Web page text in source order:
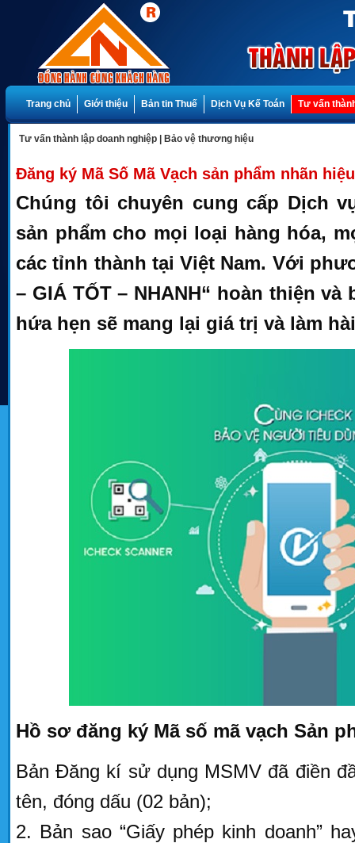
Trang chủ Giới thiệu Bản tin Thuế Dịch Vụ Kế Toán Tư vấn
Tư vấn thành lập doanh nghiệp Bảo vệ thương hiệu
Đăng ký Mã Số Mã Vạch sản phẩm nhãn
Chúng tôi chuyên cung cấp Dịch
sản phẩm cho mọi loại hàng hóa,
các tỉnh thành tại Việt Nam. Với
– GIÁ TỐT – NHANH“ hoàn thiện
hứa hẹn sẽ mang lại giá trị và làm
Hồ sơ đăng ký Mã số mã vạch Sản
Bản Đăng kí sử dụng MSMV đã điền
tên, đóng dấu (02 bản);
2. Bản sao “Giấy phép kinh doanh”